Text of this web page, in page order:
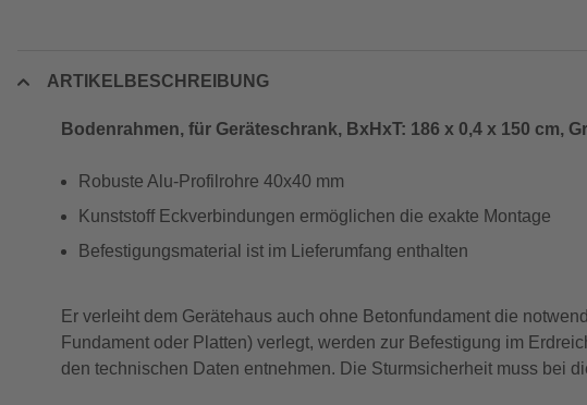
ARTIKELBESCHREIBUNG
Bodenrahmen, für Geräteschrank, BxHxT: 186 x 0,4 x 150 cm,
Robuste Alu-Profilrohre 40x40 mm
Kunststoff Eckverbindungen ermöglichen die exakte Montage
Befestigungsmaterial ist im Lieferumfang enthalten
Er verleiht dem Gerätehaus auch ohne Betonfundament die
Fundament oder Platten) verlegt, werden zur Befestigung im
den technischen Daten entnehmen. Die Sturmsicherheit muss bei